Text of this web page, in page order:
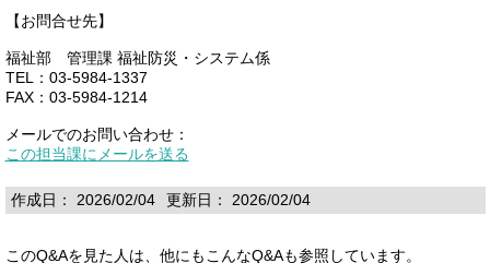
【お問合せ先】
福祉部 管理課 福祉防災・システム係
TEL：03-5984-1337
FAX：03-5984-1214
メールでのお問い合わせ：
この担当課にメールを送る
作成日： 2026/02/04 更新日： 2026/02/04
このQ&Aを見た人は、他にもこんなQ&Aも参照しています。